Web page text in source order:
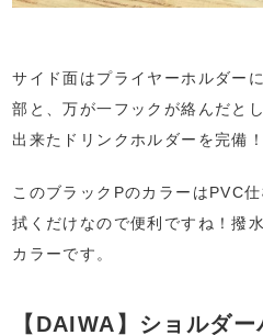
サイド面はプライヤーホルダー
部と、万が一フックが絡んだと
出来たドリンクホルダーを完備！
このブラックPのカラーはPVC
拭くだけなので便利ですね！撥
カラーです。
【DAIWA】ショルダ